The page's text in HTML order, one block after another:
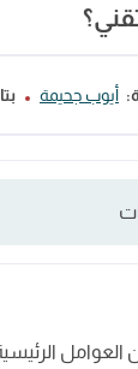
أيوب جحيمة
التقني؟العوامل